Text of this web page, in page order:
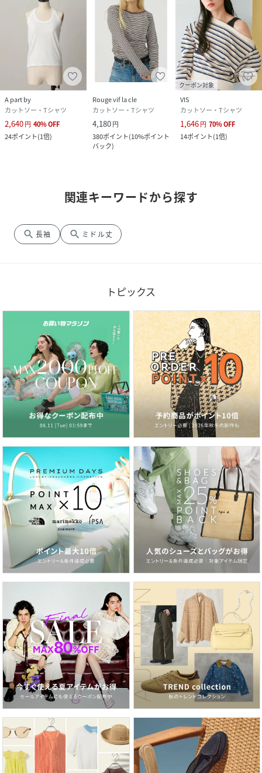
A part by
カットソー・Tシャツ
2,640円 40%OFF
24ポイント(1倍)
Rouge vif la cle
カットソー・Tシャツ
4,180円
380ポイント(10%ポイント
バック)
クーポン対象
VIS
カットソー・Tシャツ
1,646円 70%OFF
14ポイント(1倍)
関連キーワードから探す
search 長袖 search ミドル丈
トピックス